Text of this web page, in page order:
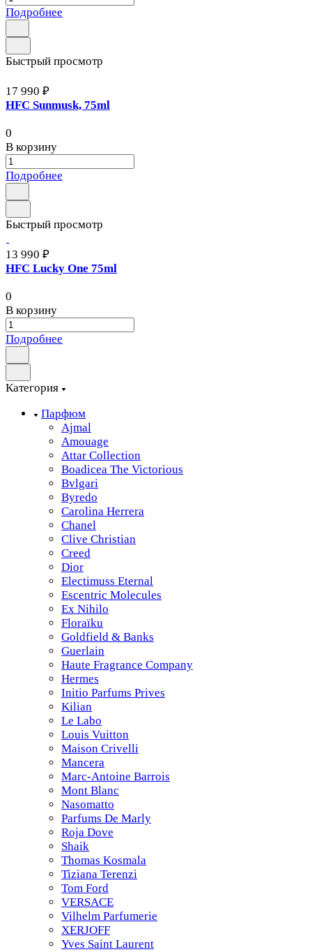
Подробнее
Быстрый просмотр
17 990 ₽
HFC Sunmusk, 75ml
0
В корзину
Подробнее
Быстрый просмотр
13 990 ₽
HFC Lucky One 75ml
0
В корзину
Подробнее
Категория
Парфюм
Ajmal
Amouage
Attar Collection
Boadicea The Victorious
Bvlgari
Byredo
Carolina Herrera
Chanel
Clive Christian
Creed
Dior
Electimuss Eternal
Escentric Molecules
Ex Nihilo
Floraïku
Goldfield & Banks
Guerlain
Haute Fragrance Company
Hermes
Initio Parfums Prives
Kilian
Le Labo
Louis Vuitton
Maison Crivelli
Mancera
Marc-Antoine Barrois
Mont Blanc
Nasomatto
Parfums De Marly
Roja Dove
Shaik
Thomas Kosmala
Tiziana Terenzi
Tom Ford
VERSACE
Vilhelm Parfumerie
XERJOFF
Yves Saint Laurent